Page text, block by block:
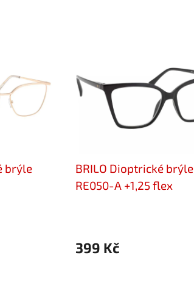
brýle
BRILO Dioptrické brýle
RE050-A +1,25 flex
399 Kč